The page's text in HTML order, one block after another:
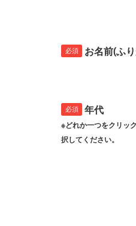
必須 お名前(ふ
必須 年代
※どれか一つをクリッ
択してください。